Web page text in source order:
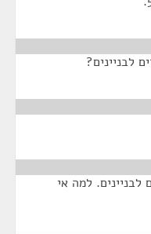
לבניינים. למה אי